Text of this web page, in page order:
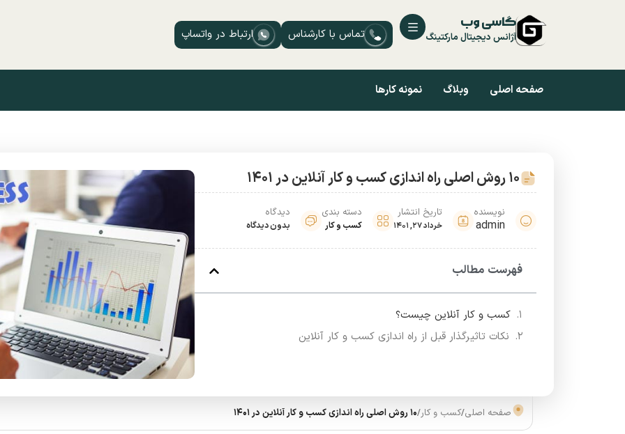
گاسی وب
آژانس دیجیتال مارکتینگ تماس با کارشناس ارتباط در واتساپ
صفحه اصلی وبلاگ نمونه کارها
10 روش اصلی راه اندازی کسب و کار آنلاین در 1401
نویسنده
admin
تاریخ انتشار
خرداد 27, 1401
دسته بندی
کسب و کار
دیدگاه
بدون دیدگاه
فهرست مطالب
کسب و کار آنلاین چیست؟
نکات تاثیرگذار قبل از راه اندازی کسب و کار آنلاین
صفحه اصلی/کسب و کار/10 روش اصلی راه اندازی کسب و کار آنلاین در 1401